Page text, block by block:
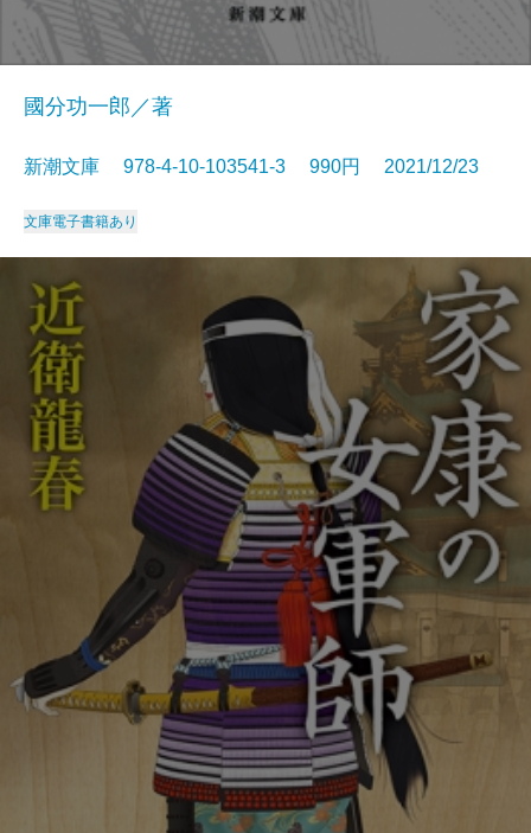
國分功一郎／著
新潮文庫 978-4-10-103541-3 990円 2021/12/23
文庫電子書籍あり